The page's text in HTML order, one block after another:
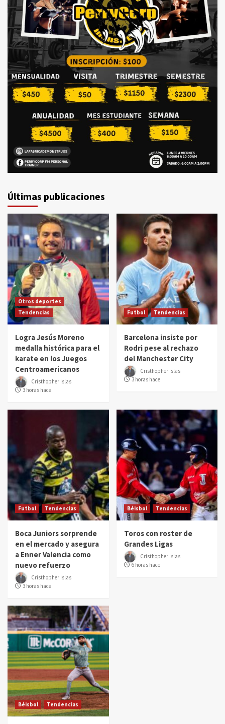
Últimas publicaciones
Otros deportes
Tendencias
Logra Jesús Moreno
medalla histórica para el
karate en los Juegos
Centroamericanos
Cristhopher Islas
3 horas hace
Futbol Tendencias
Barcelona insiste por
Rodri pese al rechazo
del Manchester City
Cristhopher Islas
3 horas hace
Futbol Tendencias
Boca Juniors sorprende
en el mercado y asegura
a Enner Valencia como
nuevo refuerzo
Cristhopher Islas
3 horas hace
Béisbol Tendencias
Toros con roster de
Grandes Ligas
Cristhopher Islas
6 horas hace
Béisbol Tendencias